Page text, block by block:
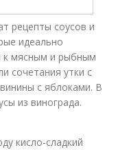
рецепты соусов и
идеально
к мясным и рыбным
сочетания утки с
с яблоками. В
из винограда.
кисло-сладкий